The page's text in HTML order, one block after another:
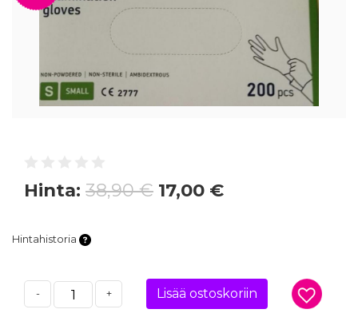
Hinta: 38,90 € 17,00 €
Hintahistoria
- + Lisää ostoskoriin